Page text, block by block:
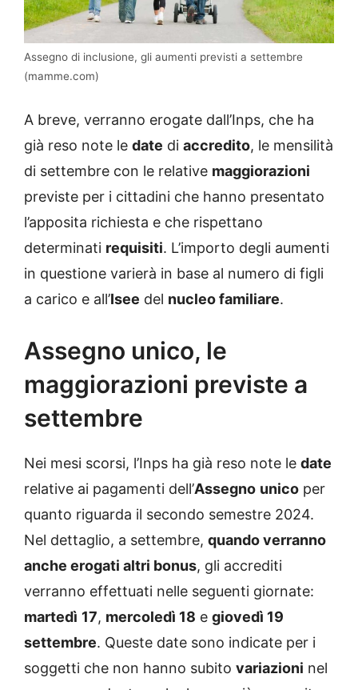
Assegno di inclusione, gli aumenti previsti a settembre
(mamme.com)
A breve, verranno erogate dall’Inps, che ha
già reso note le date di accredito, le mensilità
di settembre con le relative maggiorazioni
previste per i cittadini che hanno presentato
l’apposita richiesta e che rispettano
determinati requisiti. L’importo degli aumenti
in questione varierà in base al numero di figli
a carico e all’Isee del nucleo familiare.
Assegno unico, le
maggiorazioni previste a
settembre
Nei mesi scorsi, l’Inps ha già reso note le date
relative ai pagamenti dell’Assegno unico per
quanto riguarda il secondo semestre 2024.
Nel dettaglio, a settembre, quando verranno
anche erogati altri bonus, gli accrediti
verranno effettuati nelle seguenti giornate:
martedì 17, mercoledì 18 e giovedì 19
settembre. Queste date sono indicate per i
soggetti che non hanno subito variazioni nel